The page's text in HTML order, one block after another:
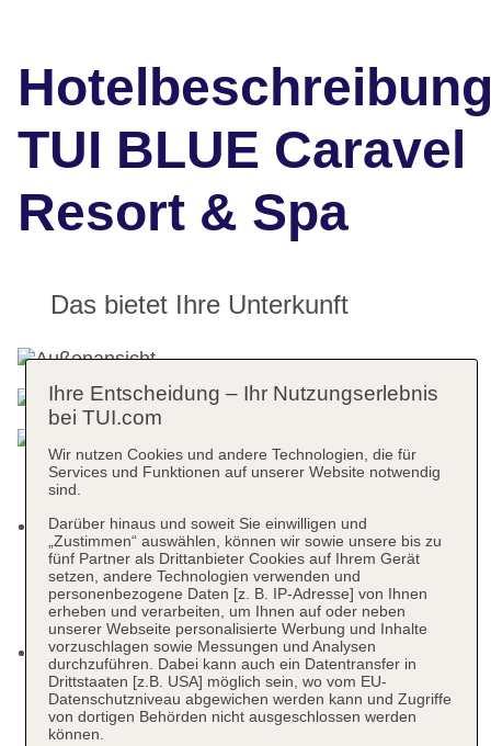
TUI BLUE Caravel
Resort & Spa
Das bietet Ihre Unterkunft
Das moderne Hotelkonzept von TUI BLUE ist
beliebt bei TUI Gästen aus verschiedenen
Ländern z.B. England, Deutschland oder
Skandinavien. Ein Hotelerlebnis mit modernem
Lifestyle und authentischen Erlebnissen.
Vor Ort im Hotel kümmern sich unsere
engagierten BLUE® Guides um das
Wohlbefinden unserer Gäste und beantworten
Fragen zum Hotel und der Umgebung.
Ihre Entscheidung – Ihr Nutzungserlebnis
bei TUI.com
Wir nutzen Cookies und andere Technologien, die für
Services und Funktionen auf unserer Website notwendig
sind.
Darüber hinaus und soweit Sie einwilligen und
„Zustimmen“ auswählen, können wir sowie unsere bis zu
fünf Partner als Drittanbieter Cookies auf Ihrem Gerät
setzen, andere Technologien verwenden und
personenbezogene Daten [z. B. IP-Adresse] von Ihnen
erheben und verarbeiten, um Ihnen auf oder neben
unserer Webseite personalisierte Werbung und Inhalte
vorzuschlagen sowie Messungen und Analysen
durchzuführen. Dabei kann auch ein Datentransfer in
Drittstaaten [z.B. USA] möglich sein, wo vom EU-
Datenschutzniveau abgewichen werden kann und Zugriffe
von dortigen Behörden nicht ausgeschlossen werden
können.